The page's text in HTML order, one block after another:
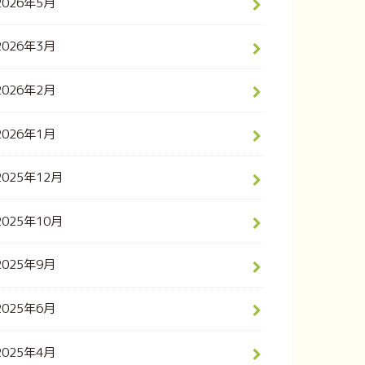
年3月
年2月
年1月
年12月
年10月
年9月
年6月
年4月